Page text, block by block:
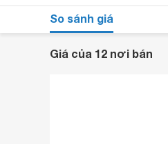
So sánh giá
Giá của 12 nơi bán